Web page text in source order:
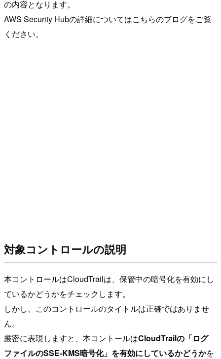
の内容となります。
AWS Security Hubの詳細についてはこちらのブログをご覧
ください。
対象コントロールの説明
本コントロールはCloudTrailは、保管中の暗号化を有効にし
ているかどうかをチェックします。
しかし、このコントロールのタイトルは正確ではありませ
ん。
厳密に表現しますと、本コントールはCloudTrailの「ログ
ファイルのSSE-KMS暗号化」を有効にしているかどうかを